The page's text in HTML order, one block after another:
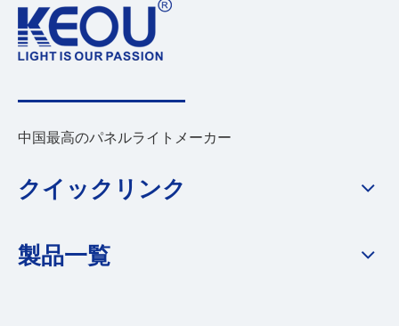
中国最高のパネルライトメーカー
クイックリンク
製品一覧